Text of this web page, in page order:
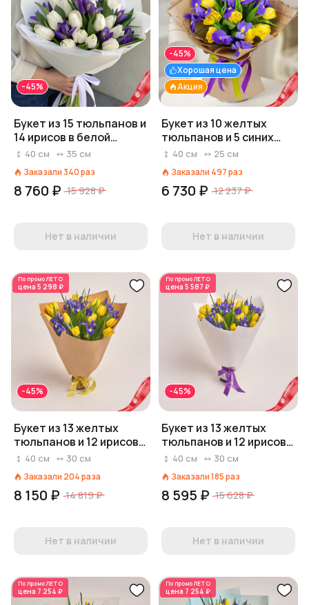
-45%
Букет из 15 тюльпанов и
14 ирисов в белой
бумаге
40 см 35 см
Заказали 340раз
8 760 ₽ 15 928 ₽
Нет в наличии
Акция
Хорошая цена
-45%
Букет из 10 желтых
тюльпанов и 5 синих
ирисов «Светлый день»
40 см 25 см
Заказали 497раз
6 730 ₽ 12 237 ₽
Нет в наличии
По промоЛЕТО
цена 5 298 ₽
-45%
Букет из 13 желтых
тюльпанов и 12 ирисов в
крафте
40 см 30 см
Заказали 204раза
8 150 ₽ 14 819 ₽
Нет в наличии
По промоЛЕТО
цена 5 587 ₽
-45%
Букет из 13 желтых
тюльпанов и 12 ирисов в
белой бумаге
40 см 30 см
Заказали185раз
8 595 ₽ 15 628 ₽
Нет в наличии
По промоЛЕТО
цена 7 254 ₽
По промоЛЕТО
цена 7 254 ₽